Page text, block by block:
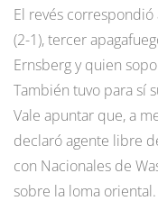
El revés
(2-1), tercer
Ernsberg y quien
También tuvo para sí
Vale apuntar que, a
declaró agente libre
con Nacionales de
sobre la loma oriental.